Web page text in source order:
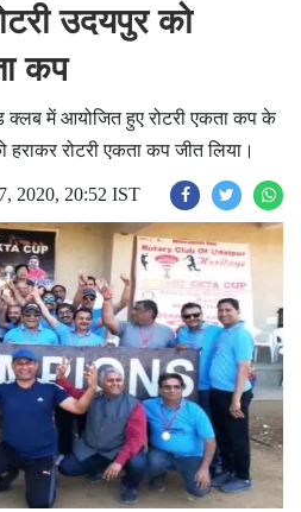
उदयपुर को
कप
क्लब में आयोजित हुए रोटरी एकता कप के
रोटरी एकता कप जीत लिया।
2020, 20:52 IST